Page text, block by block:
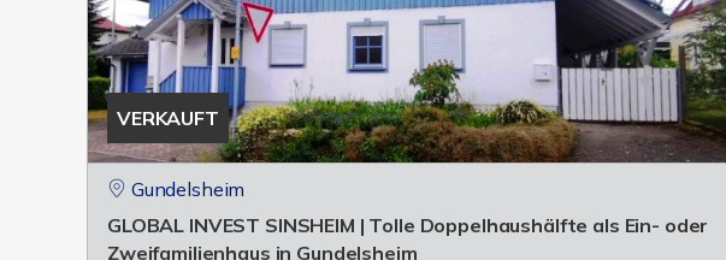
VERKAUFT
Gundelsheim
GLOBAL INVEST SINSHEIM | Tolle Doppelhaushälfte als Ein- oder
Zweifamilienhaus in Gundelsheim